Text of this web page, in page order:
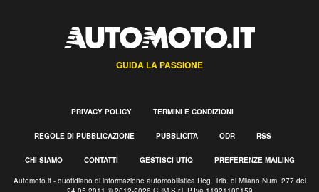
GUIDA LA PASSIONE
PRIVACY POLICY TERMINI E CONDIZIONI
REGOLE DI PUBBLICAZIONE PUBBLICITÀ ODR RSS
CHI SIAMO CONTATTI GESTISCI UTIQ PREFERENZE MAILING
Automoto.it - quotidiano di informazione automobilistica Reg. Trib. di Milano Num. 277 del